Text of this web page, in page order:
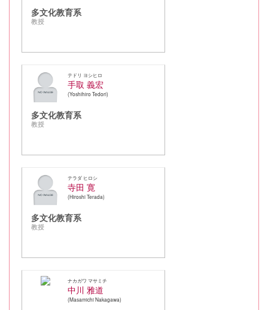
多文化教育系
教授
テドリ ヨシヒロ
手取 義宏
Yoshihiro Tedori
多文化教育系
教授
テラダ ヒロシ
寺田 寛
Hiroshi Terada
多文化教育系
教授
ナカガワ マサミチ
中川 雅道
Masamichi Nakagawa